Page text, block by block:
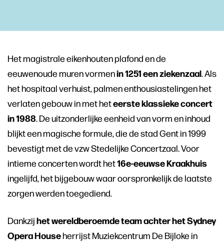
Het magistrale eikenhouten plafond en de
eeuwenoude muren vormenin 1251 een ziekenzaal. Als
het hospitaal verhuist, palmen enthousiastelingen het
verlaten gebouw in met heteerste klassieke concert
in 1988. De uitzonderlijke eenheid van vorm en inhoud
blijkt een magische formule, die de stad Gent in 1999
bevestigt met de vzw Stedelijke Concertzaal. Voor
intieme concerten wordt het16e-eeuwse Kraakhuis
ingelijfd, het bijgebouw waar oorspronkelijk de laatste
zorgen werden toegediend.
Dankzijhet wereldberoemde team achter het Sydney
Opera Househerrijst Muziekcentrum De Bijloke in